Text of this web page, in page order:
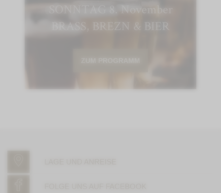
SONNTAG 8. November
BRASS, BREZN & BIER